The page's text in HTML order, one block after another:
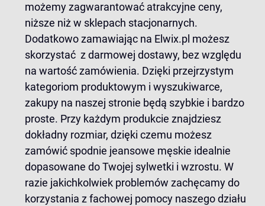
możemy zagwarantować atrakcyjne ceny,
niższe niż w sklepach stacjonarnych.
Dodatkowo zamawiając na Elwix.pl możesz
skorzystać z darmowej dostawy, bez względu
na wartość zamówienia. Dzięki przejrzystym
kategoriom produktowym i wyszukiwarce,
zakupy na naszej stronie będą szybkie i bardzo
proste. Przy każdym produkcie znajdziesz
dokładny rozmiar, dzięki czemu możesz
zamówić spodnie jeansowe męskie idealnie
dopasowane do Twojej sylwetki i wzrostu. W
razie jakichkolwiek problemów zachęcamy do
korzystania z fachowej pomocy naszego działu